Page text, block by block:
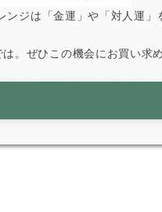
ーが主流になってきたし、もう
は以前から気になっており、今
んたちに感謝です。大事に使いた
ジは「金運」や「対人運」
。ぜひこの機会にお買い求